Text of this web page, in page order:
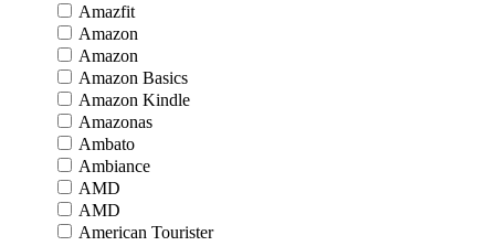
Amazfit
Amazon
Amazon
Amazon Basics
Amazon Kindle
Amazonas
Ambato
Ambiance
AMD
AMD
American Tourister